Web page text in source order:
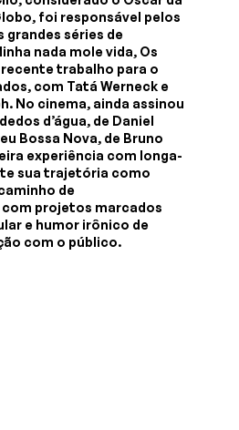
foi responsável pelos
séries de
nada mole vida, Os
trabalho para o
com Tatá Werneck e
No cinema, ainda assinou
d’água, de Daniel
Bossa Nova, de Bruno
experiência com longa-
sua trajetória como
de
projetos marcados
e humor irônico de
com o público.